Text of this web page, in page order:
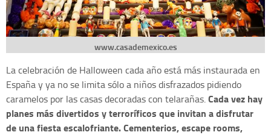
www.casademexico.es
La celebración de Halloween cada año está más instaurada en
España y ya no se limita sólo a niños disfrazados pidiendo
caramelos por las casas decoradas con telarañas.Cada vez hay
planes más divertidos y terroríficos que invitan a disfrutar
de una fiesta escalofriante. Cementerios, escape rooms,